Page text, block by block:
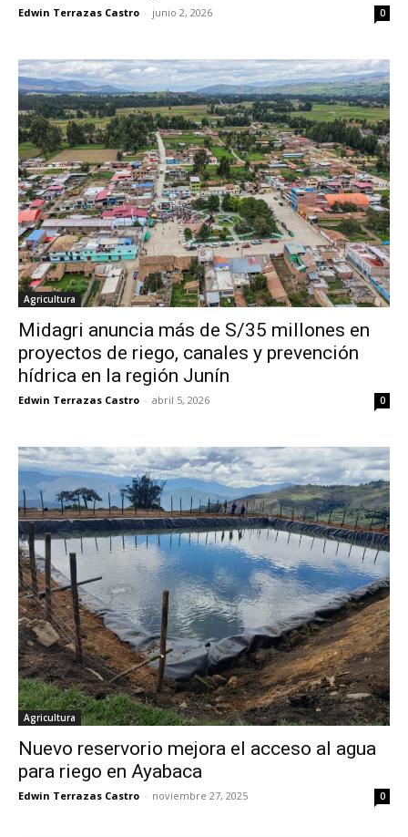
Edwin Terrazas Castro - junio 2, 2026 0
Agricultura
Midagri anuncia más de S/35 millones en
proyectos de riego, canales y prevención
hídrica en la región Junín
Edwin Terrazas Castro - abril 5, 2026 0
Agricultura
Nuevo reservorio mejora el acceso al agua
para riego en Ayabaca
Edwin Terrazas Castro - noviembre 27, 2025 0